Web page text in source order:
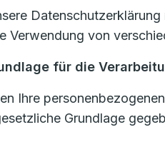
Verwendung von
für die
Ihre
Grundlage